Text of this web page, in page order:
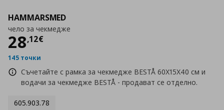
HAMMARSMED
чело за чекмедже
28,12€
Цена
145 точки
Съчетайте с рамка за чекмедже BESTÅ 60X15X40 см и
водачи за чекмедже BESTÅ - продават се отделно.
605.903.78